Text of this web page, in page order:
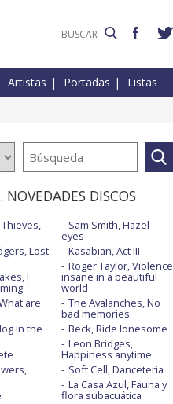
Artistas Portadas Listas
NOVEDADES DISCOS
Lost
I
are
in the
Sam Smith, Hazel
eyes
Kasabian, Act III
Roger Taylor, Violence
insane in a beautiful
world
The Avalanches, No
bad memories
Beck, Ride lonesome
Leon Bridges,
Happiness anytime
Soft Cell, Danceteria
La Casa Azul, Fauna y
flora subacuática